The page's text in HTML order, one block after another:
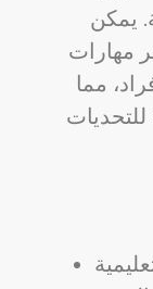
يمكن
مهارات
مما